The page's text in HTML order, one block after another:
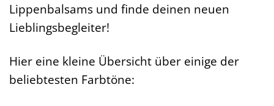
Lippenbalsams und finde deinen neuen
Lieblingsbegleiter!
Hier eine kleine Übersicht über einige der
beliebtesten Farbtöne: